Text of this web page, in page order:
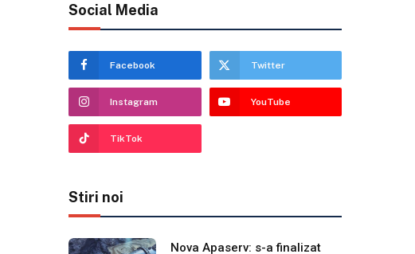
Social Media
Facebook Twitter
Instagram YouTube
TikTok
Stiri noi
Nova Apaserv: s-a finalizat